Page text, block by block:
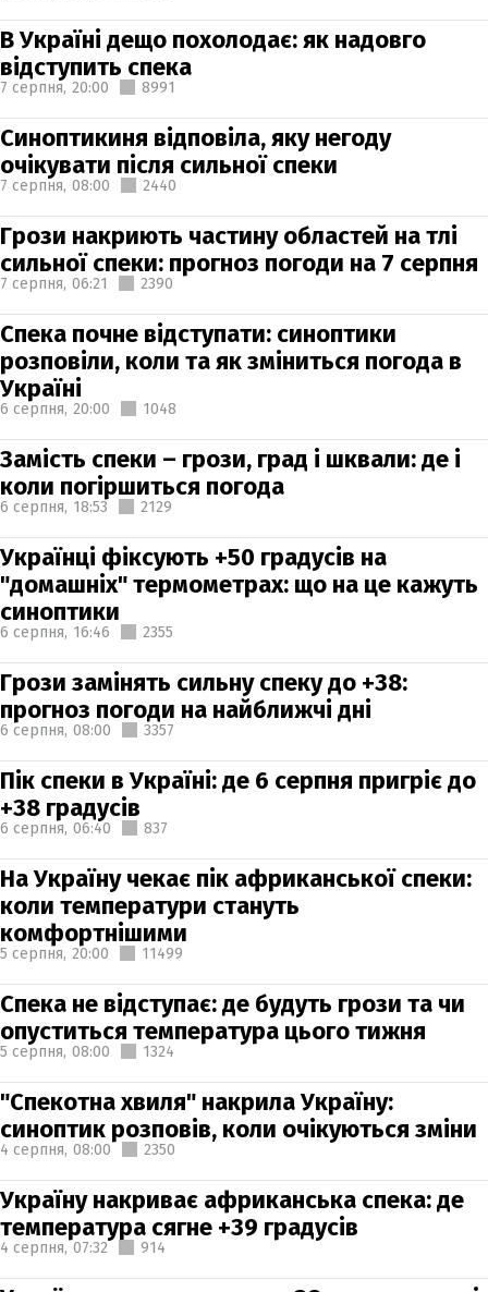
В Україні дещо похолодає: як надовго
відступить спека
7 серпня, 20:00 8991
Синоптикиня відповіла, яку негоду
очікувати після сильної спеки
7 серпня, 08:00 2440
Грози накриють частину областей на тлі
сильної спеки: прогноз погоди на 7 серпня
7 серпня, 06:21 2390
Спека почне відступати: синоптики
розповіли, коли та як зміниться погода в
Україні
6 серпня, 20:00 1048
Замість спеки – грози, град і шквали: де і
коли погіршиться погода
6 серпня, 18:53 2129
Українці фіксують +50 градусів на
"домашніх" термометрах: що на це кажуть
синоптики
6 серпня, 16:46 2355
Грози замінять сильну спеку до +38:
прогноз погоди на найближчі дні
6 серпня, 08:00 3357
Пік спеки в Україні: де 6 серпня пригріє до
+38 градусів
6 серпня, 06:40 837
На Україну чекає пік африканської спеки:
коли температури стануть
комфортнішими
5 серпня, 20:00 11499
Спека не відступає: де будуть грози та чи
опуститься температура цього тижня
5 серпня, 08:00 1324
"Спекотна хвиля" накрила Україну:
синоптик розповів, коли очікуються зміни
4 серпня, 08:00 2350
Україну накриває африканська спека: де
температура сягне +39 градусів
4 серпня, 07:32 914